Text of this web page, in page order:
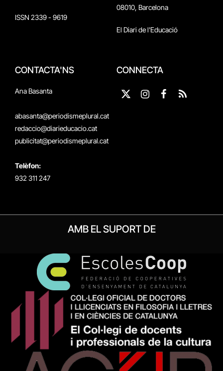
ISSN 2339 - 9619
08010, Barcelona
El Diari de l'Educació
CONTACTA'NS
Ana Basanta
abasanta@periodismeplural.cat
redaccio@diarieducacio.cat
publicitat@periodismeplural.cat
Telèfon:
932 311 247
CONNECTA
X
Instagram
Facebook
RSS
AMB EL SUPORT DE